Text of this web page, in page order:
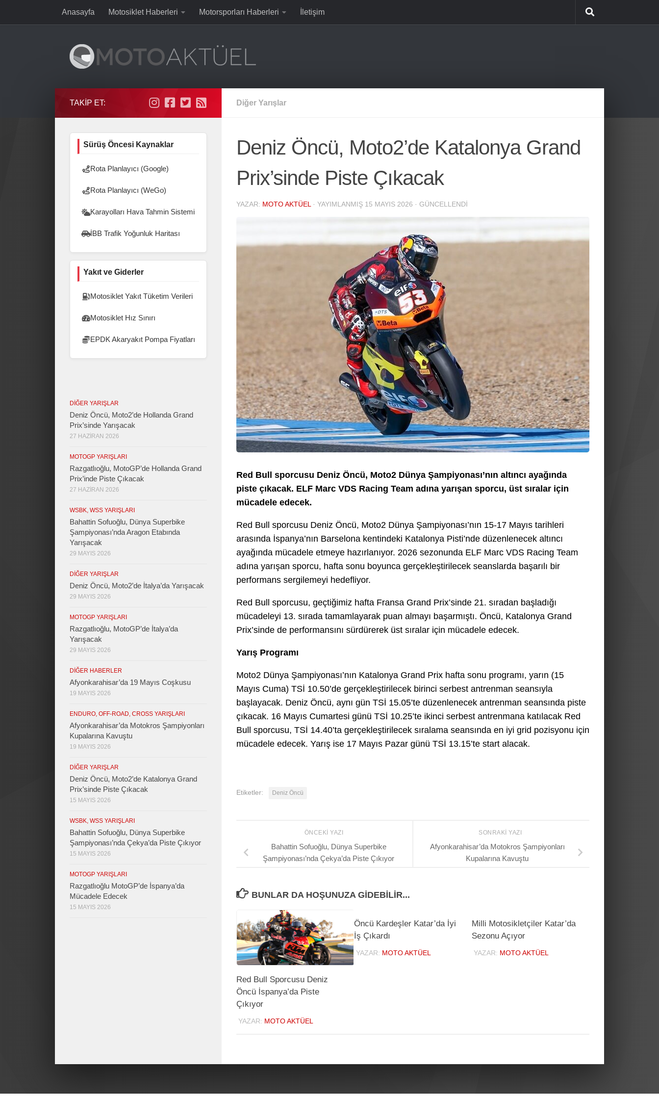
Skip to contentAnasayfa Motosiklet Haberleri Motorsporları Haberleri İletişim
Diğer Yarışlar
Deniz Öncü, Moto2’de Katalonya Grand
Prix’sinde Piste Çıkacak
YAZAR: MOTO AKTÜEL · YAYIMLANMIŞ 15 MAYIS 2026 · GÜNCELLENDI
Red Bull sporcusu Deniz Öncü, Moto2 Dünya Şampiyonası’nın altıncı ayağında
piste çıkacak. ELF Marc VDS Racing Team adına yarışan sporcu, üst sıralar için
mücadele edecek.
Red Bull sporcusu Deniz Öncü, Moto2 Dünya Şampiyonası’nın 15-17 Mayıs tarihleri
arasında İspanya’nın Barselona kentindeki Katalonya Pisti’nde düzenlenecek altıncı
ayağında mücadele etmeye hazırlanıyor. 2026 sezonunda ELF Marc VDS Racing Team
adına yarışan sporcu, hafta sonu boyunca gerçekleştirilecek seanslarda başarılı bir
performans sergilemeyi hedefliyor.
Red Bull sporcusu, geçtiğimiz hafta Fransa Grand Prix’sinde 21. sıradan başladığı
mücadeleyi 13. sırada tamamlayarak puan almayı başarmıştı. Öncü, Katalonya Grand
Prix’sinde de performansını sürdürerek üst sıralar için mücadele edecek.
Yarış Programı
Moto2 Dünya Şampiyonası’nın Katalonya Grand Prix hafta sonu programı, yarın (15
Mayıs Cuma) TSİ 10.50’de gerçekleştirilecek birinci serbest antrenman seansıyla
başlayacak. Deniz Öncü, aynı gün TSİ 15.05’te düzenlenecek antrenman seansında piste
çıkacak. 16 Mayıs Cumartesi günü TSİ 10.25’te ikinci serbest antrenmana katılacak Red
Bull sporcusu, TSİ 14.40’ta gerçekleştirilecek sıralama seansında en iyi grid pozisyonu için
mücadele edecek. Yarış ise 17 Mayıs Pazar günü TSİ 13.15’te start alacak.
Etiketler: Deniz Öncü
SONRAKI YAZI
Afyonkarahisar’da Motokros Şampiyonları
Kupalarına Kavuştu
ÖNCEKI YAZI
Bahattin Sofuoğlu, Dünya Superbike
Şampiyonası’nda Çekya’da Piste Çıkıyor
BUNLAR DA HOŞUNUZA GIDEBILIR...
Red Bull Sporcusu Deniz
Öncü İspanya’da Piste
Çıkıyor
YAZAR: MOTO AKTÜEL
Öncü Kardeşler Katar’da İyi
İş Çıkardı
YAZAR: MOTO AKTÜEL
Milli Motosikletçiler Katar’da
Sezonu Açıyor
YAZAR: MOTO AKTÜEL
TAKIP ET:
Sürüş Öncesi Kaynaklar
Rota Planlayıcı (Google)
Rota Planlayıcı (WeGo)
Karayolları Hava Tahmin Sistemi
İBB Trafik Yoğunluk Haritası
Yakıt ve Giderler
Motosiklet Yakıt Tüketim Verileri
Motosiklet Hız Sınırı
EPDK Akaryakıt Pompa Fiyatları
DIĞER YARIŞLAR
Deniz Öncü, Moto2’de Hollanda Grand
Prix’sinde Yarışacak
27 HAZIRAN 2026
MOTOGP YARIŞLARI
Razgatlıoğlu, MotoGP’de Hollanda Grand
Prix’inde Piste Çıkacak
27 HAZIRAN 2026
WSBK, WSS YARIŞLARI
Bahattin Sofuoğlu, Dünya Superbike
Şampiyonası’nda Aragon Etabında
Yarışacak
29 MAYIS 2026
DIĞER YARIŞLAR
Deniz Öncü, Moto2’de İtalya’da Yarışacak
29 MAYIS 2026
MOTOGP YARIŞLARI
Razgatlıoğlu, MotoGP’de İtalya’da
Yarışacak
29 MAYIS 2026
DIĞER HABERLER
Afyonkarahisar’da 19 Mayıs Coşkusu
19 MAYIS 2026
ENDURO, OFF-ROAD, CROSS YARIŞLARI
Afyonkarahisar’da Motokros Şampiyonları
Kupalarına Kavuştu
19 MAYIS 2026
DIĞER YARIŞLAR
Deniz Öncü, Moto2’de Katalonya Grand
Prix’sinde Piste Çıkacak
15 MAYIS 2026
WSBK, WSS YARIŞLARI
Bahattin Sofuoğlu, Dünya Superbike
Şampiyonası’nda Çekya’da Piste Çıkıyor
15 MAYIS 2026
MOTOGP YARIŞLARI
Razgatlıoğlu MotoGP’de İspanya’da
Mücadele Edecek
15 MAYIS 2026